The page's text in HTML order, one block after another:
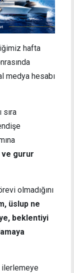
hafta
medya hesabı
sıra
ve gurur
olmadığını
üslup ne
beklentiyi